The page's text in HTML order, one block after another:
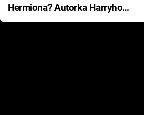
Hermiona? Autorka Harryho
Pottera přišla s ráznou